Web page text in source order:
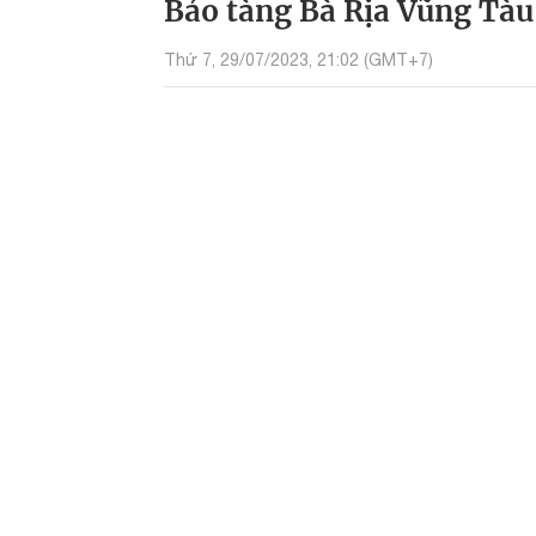
Bảo tàng Bà Rịa Vũng Tàu
Thứ 7, 29/07/2023, 21:02 (GMT+7)